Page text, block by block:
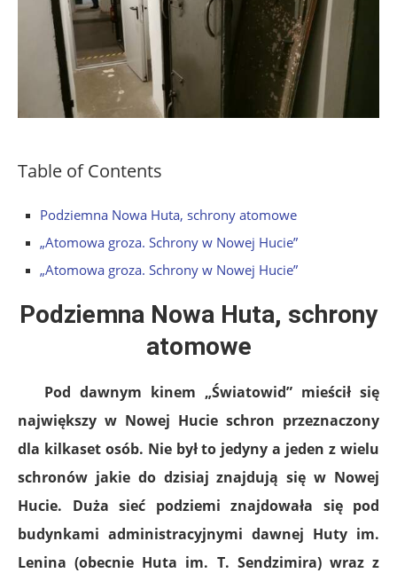
Table of Contents
Podziemna Nowa Huta, schrony atomowe
„Atomowa groza. Schrony w Nowej Hucie”
„Atomowa groza. Schrony w Nowej Hucie”
Podziemna Nowa Huta, schrony
atomowe
Pod dawnym kinem „Światowid” mieścił się
największy w Nowej Hucie schron przeznaczony
dla kilkaset osób. Nie był to jedyny a jeden z wielu
schronów jakie do dzisiaj znajdują się w Nowej
Hucie. Duża sieć podziemi znajdowała się pod
budynkami administracyjnymi dawnej Huty im.
Lenina (obecnie Huta im. T. Sendzimira) wraz z